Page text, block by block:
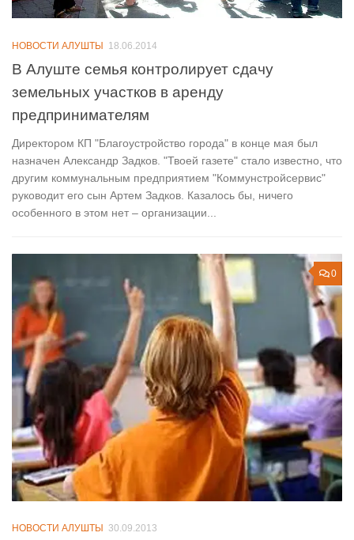
НОВОСТИ АЛУШТЫ 18.06.2014
В Алуште семья контролирует сдачу
земельных участков в аренду
предпринимателям
Директором КП "Благоустройство города" в конце мая был
назначен Александр Задков. "Твоей газете" стало известно, что
другим коммунальным предприятием "Коммунстройсервис"
руководит его сын Артем Задков. Казалось бы, ничего
особенного в этом нет – организации...
0
НОВОСТИ АЛУШТЫ 30.09.2013